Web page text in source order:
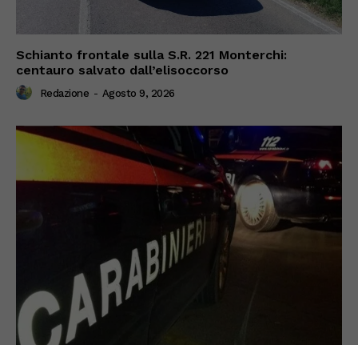
Schianto frontale sulla S.R. 221 Monterchi:
centauro salvato dall’elisoccorso
Redazione - Agosto 9, 2026